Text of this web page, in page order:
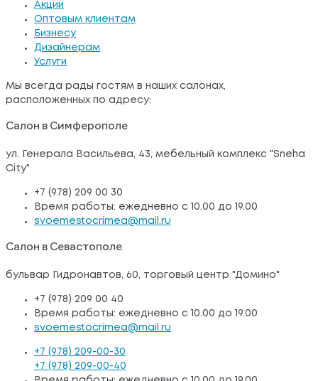
Акции
Оптовым клиентам
Бизнесу
Дизайнерам
Услуги
Мы всегда рады гостям в наших салонах,
расположенных по адресу:
Салон в Симферополе
ул. Генерала Васильева, 43, мебельный комплекс "Sneha
City"
+7 (978) 209 00 30
Время работы: ежедневно с 10.00 до 19.00
svoemestocrimea@mail.ru
Салон в Севастополе
бульвар Гидронавтов, 60, торговый центр "Домино"
+7 (978) 209 00 40
Время работы: ежедневно с 10.00 до 19.00
svoemestocrimea@mail.ru
+7 (978) 209-00-30
+7 (978) 209-00-40